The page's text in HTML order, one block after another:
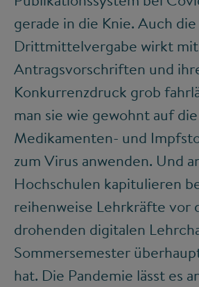
gerade in die Knie. Auch die
Drittmittelvergabe wirkt
Antragsvorschriften und
Konkurrenzdruck grob
man sie wie gewohnt auf
Medikamenten- und
zum Virus anwenden. Und
Hochschulen kapitulieren
reihenweise Lehrkräfte vor
drohenden digitalen
Sommersemester
hat. Die Pandemie lässt es